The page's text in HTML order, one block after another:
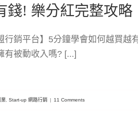
錢! 樂分紅完整攻略
行銷平台】5分鐘學會如何越買越
有被動收入嗎? [...]
業, Start-up 網路行銷 | 11 Comments